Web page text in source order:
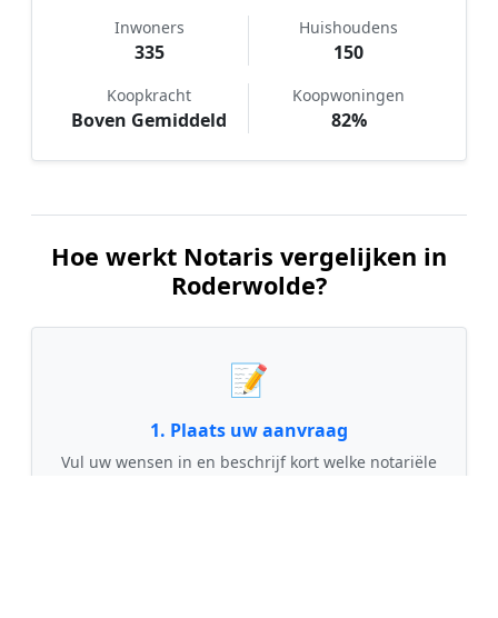
Inwoners
335
Huishoudens
150
Koopkracht
Boven Gemiddeld
Koopwoningen
82%
Hoe werkt Notaris vergelijken in
Roderwolde?
📝
1. Plaats uw aanvraag
Vul uw wensen in en beschrijf kort welke notariële